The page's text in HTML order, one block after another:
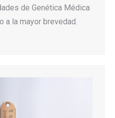
de Genética Médica
a la mayor brevedad.